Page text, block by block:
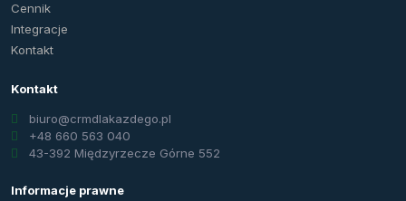
Cennik
Integracje
Kontakt
Kontakt
biuro@crmdlakazdego.pl
+48 660 563 040
43-392 Międzyrzecze Górne 552
Informacje prawne